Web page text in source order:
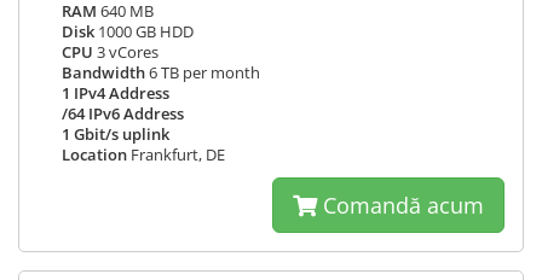
RAM 640 MB
Disk 1000 GB HDD
CPU 3 vCores
Bandwidth6 TB per month
1 IPv4 Address
/64 IPv6 Address
1 Gbit/s uplink
Location Frankfurt, DE
Comandă acum